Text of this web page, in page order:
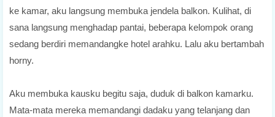
ke kamar, aku langsung membuka jendela balkon. Kulihat, di
sana langsung menghadap pantai, beberapa kelompok orang
sedang berdiri memandangke hotel arahku. Lalu aku bertambah
horny.
Aku membuka kausku begitu saja, duduk di balkon kamarku.
Mata-mata mereka memandangi dadaku yang telanjang dan